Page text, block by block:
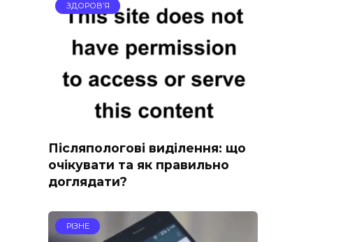
ЗДОРОВ’Я
Післяпологові виділення: що
очікувати та як правильно
доглядати?
РІЗНЕ